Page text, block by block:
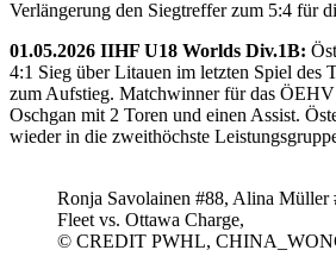
Verlängerung den Siegtreffer zum 5:4 für
01.05.2026 IIHF U18 Worlds Div.1B:
4:1 Sieg über Litauen im letzten Spiel des
zum Aufstieg. Matchwinner für das ÖEHV
Oschgan mit 2 Toren und einen Assist.
wieder in die zweithöchste
Ronja Savolainen #88, Alina
Fleet vs. Ottawa Charge,
© CREDIT PWHL,